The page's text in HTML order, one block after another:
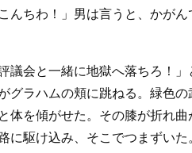
ちわ！」男は言うと、かが
会と一緒に地獄へ落ちろ！
ラハムの頬に跳ねる。緑色
を傾がせた。その膝が折れ
駆け込み、そこでつまずい